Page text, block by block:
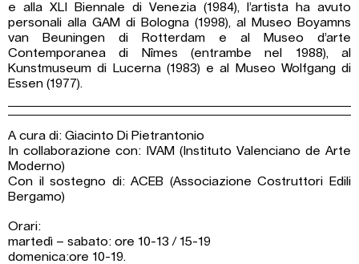
e alla XLI Biennale di Venezia (1984), l’artista ha avuto
personali alla GAM di Bologna (1998), al Museo Boyamns
van Beuningen di Rotterdam e al Museo d’arte
Contemporanea di Nîmes (entrambe nel 1988), al
Kunstmuseum di Lucerna (1983) e al Museo Wolfgang di
Essen (1977).
A cura di: Giacinto Di Pietrantonio
In collaborazione con: IVAM (Instituto Valenciano de Arte
Moderno)
Con il sostegno di: ACEB (Associazione Costruttori Edili
Bergamo)
Orari:
martedì – sabato: ore 10-13 / 15-19
domenica:ore 10-19.